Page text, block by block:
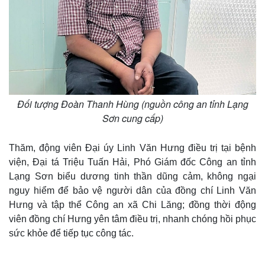
Quan sát
Cuộc sống đó đây
Hồ sơ
Video
Ảnh
E-Magazine
Infographic
Đối tượng Đoàn Thanh Hùng (nguồn công an tỉnh Lạng
Sơn cung cấp)
Thăm, động viên Đại úy Linh Văn Hưng điều trị tại bệnh
viện, Đại tá Triệu Tuấn Hải, Phó Giám đốc Công an tỉnh
Lạng Sơn biểu dương tinh thần dũng cảm, không ngại
nguy hiểm để bảo vệ người dân của đồng chí Linh Văn
Hưng và tập thể Công an xã Chi Lăng; đồng thời động
viên đồng chí Hưng yên tâm điều trị, nhanh chóng hồi phục
sức khỏe để tiếp tục công tác.